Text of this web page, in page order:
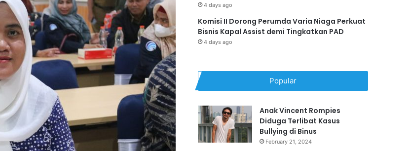
4 days ago
Komisi II Dorong Perumda Varia Niaga Perkuat
Bisnis Kapal Assist demi Tingkatkan PAD
4 days ago
Popular
Anak Vincent Rompies
Diduga Terlibat Kasus
Bullying di Binus
February 21, 2024